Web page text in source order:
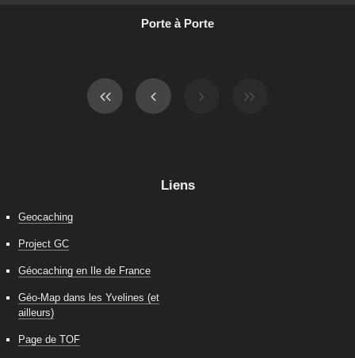
Porte à Porte
Liens
Geocaching
Project GC
Géocaching en Ile de France
Géo-Map dans les Yvelines (et
ailleurs)
Page de TOF